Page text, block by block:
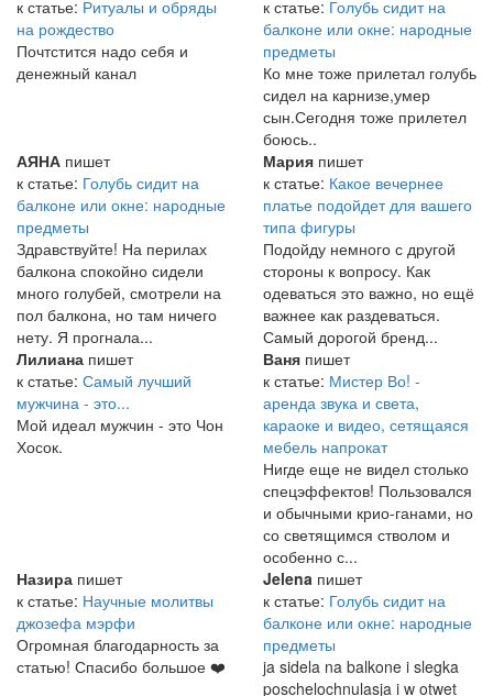
к статье: Ритуалы и обряды
на рождество
Почтстится надо себя и
денежный канал
к статье: Голубь сидит на
балконе или окне: народные
предметы
Ко мне тоже прилетал голубь
сидел на карнизе,умер
сын.Сегодня тоже прилетел
боюсь..
АЯНА пишет
к статье: Голубь сидит на
балконе или окне: народные
предметы
Здравствуйте! На перилах
балкона спокойно сидели
много голубей, смотрели на
пол балкона, но там ничего
нету. Я прогнала...
Мария пишет
к статье: Какое вечернее
платье подойдет для вашего
типа фигуры
Подойду немного с другой
стороны к вопросу. Как
одеваться это важно, но ещё
важнее как раздеваться.
Самый дорогой бренд...
Лилиана пишет
к статье: Самый лучший
мужчина - это...
Мой идеал мужчин - это Чон
Хосок.
Ваня пишет
к статье: Мистер Во! -
аренда звука и света,
караоке и видео, сетящаяся
мебель напрокат
Нигде еще не видел столько
спецэффектов! Пользовался
и обычными крио-ганами, но
со светящимся стволом и
особенно с...
Назира пишет
к статье: Научные молитвы
джозефа мэрфи
Огромная благодарность за
статью! Спасибо большое ❤️
Jelena пишет
к статье: Голубь сидит на
балконе или окне: народные
предметы
ja sidela na balkone i slegka
poschelochnulasja i w otwet